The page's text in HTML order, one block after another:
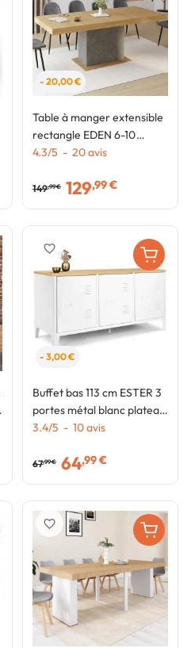
- 20,00 €
Table à manger extensible
rectangle EDEN 6-10
personnes bois et effet
4.3/5 - 20avis
149,99 € 129,99 €
- 3,00 €
Buffet bas 113 cm ESTER 3
portes métal blanc plateau
bois design industriel
3.4/5 - 10avis
67,99 € 64,99 €
favorite_border
favorite_border